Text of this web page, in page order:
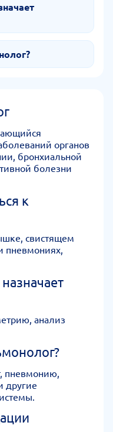
органов
бронхиальной
болезни
к
свистящем
пневмониях,
анализ
пневмонию,
другие